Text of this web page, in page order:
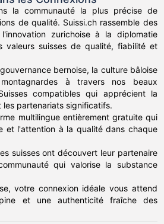
la communauté la plus précise de
de qualité. Suissi.ch rassemble des
zurichoise à la diplomatie
valeurs suisses de qualité, fiabilité et
bernoise, la culture bâloise
à travers nos beaux
compatibles qui apprécient la
les partenariats significatifs.
multilingue entièrement gratuite qui
et l'attention à la qualité dans chaque
suisses ont découvert leur partenaire
qui valorise la substance
votre connexion idéale vous attend
et une authenticité fraîche des